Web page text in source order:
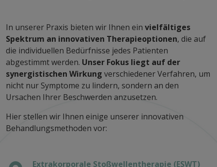
In unserer Praxis bieten wir Ihnen ein vielfältiges
Spektrum an innovativen Therapieoptionen, die auf
die individuellen Bedürfnisse jedes Patienten
abgestimmt werden. Unser Fokus liegt auf der
synergistischen Wirkung verschiedener Verfahren, um
nicht nur Symptome zu lindern, sondern an den
Ursachen Ihrer Beschwerden anzusetzen.
Hier stellen wir Ihnen einige unserer innovativen
Behandlungsmethoden vor:
Extrakorporale Stoßwellentherapie (ESWT)